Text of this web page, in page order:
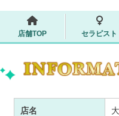
店舗TOP セラピスト
店名